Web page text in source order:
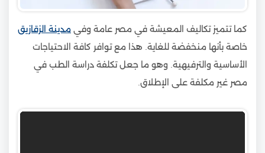
كما تتميز تكاليف المعيشة في مصر عامة وفي مدينة الزقازيق
خاصة بأنها منخفضة للغاية. هذا مع توافر كافة الاحتياجات
الأساسية والترفيهية. وهو ما جعل تكلفة دراسة الطب في
مصر غير مكلفة على الإطلاق.